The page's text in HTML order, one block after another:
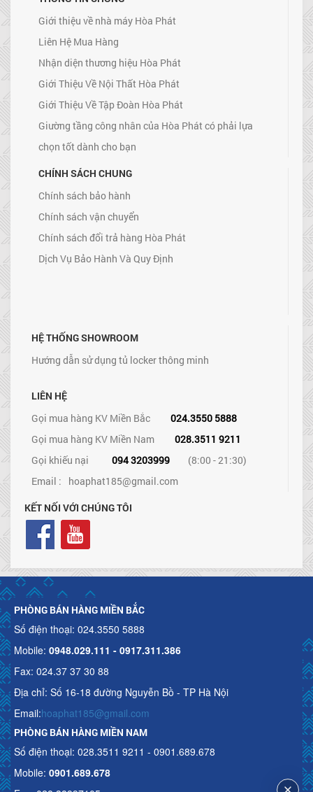
Giới thiệu về nhà máy Hòa Phát
Liên Hệ Mua Hàng
Nhận diện thương hiệu Hòa Phát
Giới Thiệu Về Nội Thất Hòa Phát
Giới Thiệu Về Tập Đoàn Hòa Phát
Giường tầng công nhân của Hòa Phát có phải lựa
chọn tốt dành cho bạn
CHÍNH SÁCH CHUNG
Chính sách bảo hành
Chính sách vận chuyển
Chính sách đổi trả hàng Hòa Phát
Dịch Vụ Bảo Hành Và Quy Định
HỆ THỐNG SHOWROOM
Hướng dẫn sử dụng tủ locker thông minh
LIÊN HỆ
Gọi mua hàng KV Miền Bắc
024.3550 5888
Gọi mua hàng KV Miền Nam
028.3511 9211
Gọi khiếu nại
094 3203999
(8:00 - 21:30)
Email : hoaphat185@gmail.com
KẾT NỐI VỚI CHÚNG TÔI
PHÒNG BÁN HÀNG MIỀN BẮC
Số điện thoại: 024.3550 5888
Mobile: 0948.029.111 - 0917.311.386
Fax: 024.37 37 30 88
Địa chỉ: Số 16-18 đường Nguyễn Bồ - TP Hà Nội
Email:hoaphat185@gmail.com
PHÒNG BÁN HÀNG MIỀN NAM
Số điện thoại: 028.3511 9211 - 0901.689.678
Mobile: 0901.689.678